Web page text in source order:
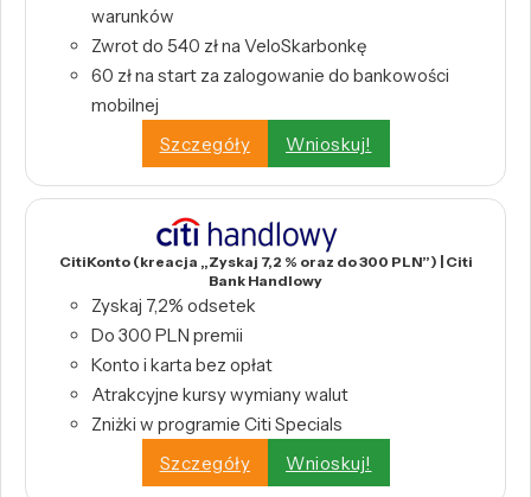
warunków
Zwrot do 540 zł na VeloSkarbonkę
60 zł na start za zalogowanie do bankowości
mobilnej
Szczegóły
Wnioskuj!
CitiKonto (kreacja „Zyskaj 7,2 % oraz do 300 PLN”) | Citi
Bank Handlowy
Zyskaj 7,2% odsetek
Do 300 PLN premii
Konto i karta bez opłat
Atrakcyjne kursy wymiany walut
Zniżki w programie Citi Specials
Szczegóły
Wnioskuj!